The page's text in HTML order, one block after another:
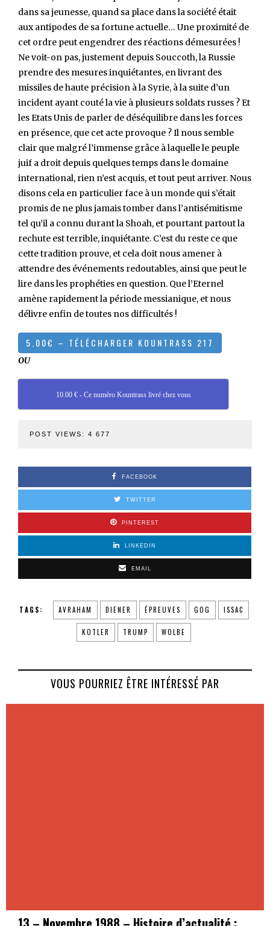
dans sa jeunesse, quand sa place dans la société était
aux antipodes de sa fortune actuelle… Une proximité de
cet ordre peut engendrer des réactions démesurées !
Ne voit-on pas, justement depuis Souccoth, la Russie
prendre des mesures inquiétantes, en livrant des
missiles de haute précision à la Syrie, à la suite d’un
incident ayant couté la vie à plusieurs soldats russes ? Et
les Etats Unis de parler de déséquilibre dans les forces
en présence, que cet acte provoque ? Il nous semble
clair que malgré l’immense grâce à laquelle le peuple
juif a droit depuis quelques temps dans le domaine
international, rien n’est acquis, et tout peut arriver. Nous
disons cela en particulier face à un monde qui s’était
promis de ne plus jamais tomber dans l’antisémitisme
tel qu’il a connu durant la Shoah, et pourtant partout la
rechute est terrible, inquiétante. C’est du reste ce que
cette tradition prouve, et cela doit nous amener à
attendre des événements redoutables, ainsi que peut le
lire dans les prophéties en question. Que l’Eternel
amène rapidement la période messianique, et nous
délivre enfin de toutes nos difficultés !
OU
10.00 € - Ce numéro Kountrass livré chez vous
POST VIEWS: 4 677
FACEBOOK
TWITTER
PINTEREST
LINKEDIN
EMAIL
TAGS: AVRAHAM DIENER ÉPREUVES GOG ISSAC
KOTLER TRUMP WOLBE
VOUS POURRIEZ ÊTRE INTÉRESSÉ PAR